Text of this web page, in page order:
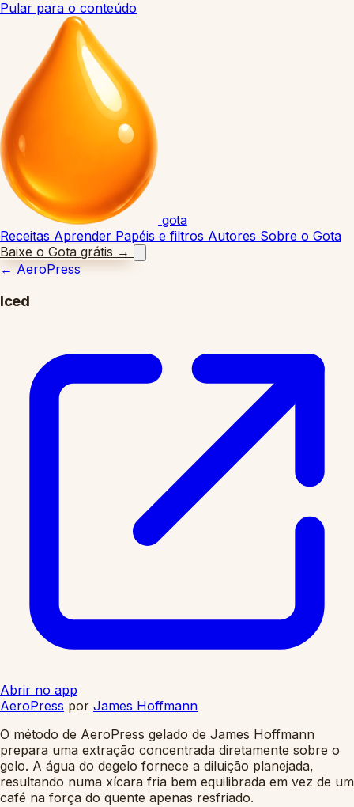
Pular para o conteúdo
gota
Receitas Aprender Papéis e filtros Autores Sobre o Gota
Baixe o Gota grátis →
← AeroPress
Iced
Abrir no app
AeroPress por James Hoffmann
O método de AeroPress gelado de James Hoffmann
prepara uma extração concentrada diretamente sobre o
gelo. A água do degelo fornece a diluição planejada,
resultando numa xícara fria bem equilibrada em vez de um
café na força do quente apenas resfriado.